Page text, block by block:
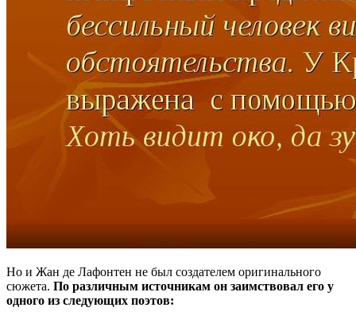
Но и Жан де Лафонтен не был создателем оригинального
сюжета. По различным источникам он заимствовал его у
одного из следующих поэтов: